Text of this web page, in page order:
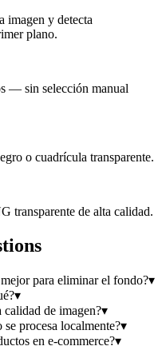
imagen y detecta
plano.
— sin selección manual
o cuadrícula transparente.
transparente de alta calidad.
para eliminar el fondo?▾
▾
de imagen?▾
procesa localmente?▾
en e-commerce?▾